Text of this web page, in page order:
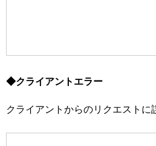
◆クライアントエラー
クライアントからのリクエストに